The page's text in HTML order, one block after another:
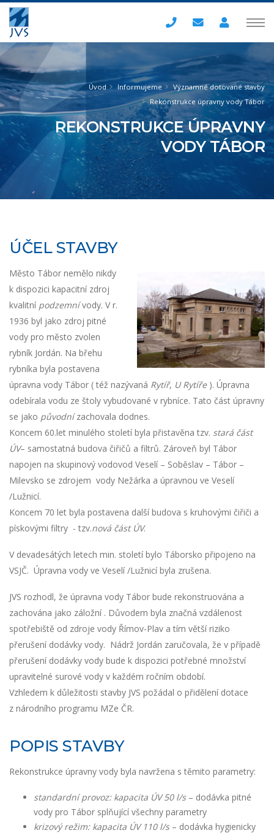
Úvod Informujeme
Významné dotované stavby
Rekonstrukce úpravny vody Tábor
REKONSTRUKCE ÚPRAVNY
VODY TÁBOR
ÚČEL STAVBY
Město Tábor nemělo nikdy
k dispozici kapacitní zdroj
kvalitní podzemnívody. V r.
1936 byl jako zdroj pitné
vody pro město zvolen
rybník Jordán. Na břehu
rybníka byla postavena
úpravna vody Tábor ( též nazývaná Rytíř, U Rytíře). Úpravna
odebírala vodu ze štoly vybudované v rybníce. Tato část úpravny
se jako původnízachovala dodnes.
Koncem 60.let minulého století byla přistavěna tzv. stará část
ÚV– samostatná budova čiřičů a filtrů. Zároveň byl Tábor
napojen na skupinový vodovod Veselí – Soběslav – Tábor –
Milevsko se zdrojem vody Nežárka a úpravnou ve Veselí
/Lužnicí.
Koncem 70 let byla postavena další budova s kruhovými čiřiči a
pískovými filtry - tzv.nová část ÚV.
V devadesátých letech min. století bylo Táborsko připojeno na
VSJČ. Úpravna vody ve Veselí /Lužnicí byla zrušena.
JVS rozhodl, že úpravna vody Tábor bude rekonstruována a
zachována jako záložní . Důvodem byla značná vzdálenost
spotřebiště od zdroje vody Římov-Plav a tím větší riziko
přerušení dodávky vody. Nádrž Jordán zaručovala, že v případě
přerušení dodávky vody bude k dispozici potřebné množství
upravitelné surové vody v každém ročním období.
Vzhledem k důležitosti stavby JVS požádal o přidělení dotace
z národního programu MZe ČR.
POPIS STAVBY
Rekonstrukce úpravny vody byla navržena s těmito parametry:
standardní provoz: kapacita ÚV 50 l/s– dodávka pitné
vody pro Tábor splňující všechny parametry
krizový režim: kapacita ÚV 110 l/s– dodávka hygienicky